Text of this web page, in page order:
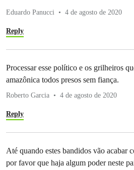
Eduardo Panucci 4 de agosto de 2020
Reply
Processar esse político e os grilheiros
amazônica todos presos sem fiança.
Roberto Garcia 4 de agosto de 2020
Reply
Até quando estes bandidos vão acabar
por favor que haja algum poder neste